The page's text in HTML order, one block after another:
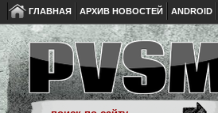
ГЛАВНАЯ АРХИВ НОВОСТЕЙ ANDROID